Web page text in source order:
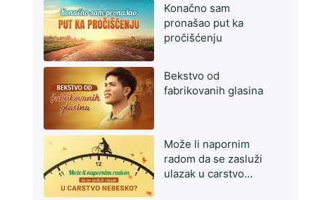
Konačno sam
pronašao put ka
pročišćenju
Bekstvo od
fabrikovanih glasina
Može li napornim
radom da se zasluži
ulazak u carstvo